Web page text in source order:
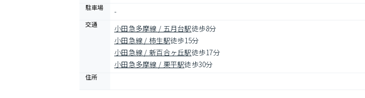
駐車場 -
交通 小田急多摩線 / 五月台駅徒歩8分
小田急線 / 柿生駅徒歩15分
小田急線 / 新百合ヶ丘駅徒歩17分
小田急多摩線 / 栗平駅徒歩30分
住所